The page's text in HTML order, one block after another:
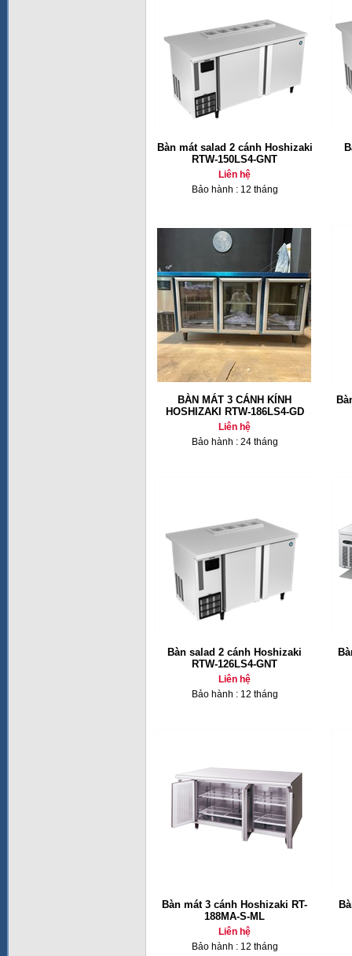
Bàn mát salad 2 cánh Hoshizaki
RTW-150LS4-GNT
Liên hệ
Bảo hành : 12 tháng
BÀN MÁT 3 CÁNH KÍNH
HOSHIZAKI RTW-186LS4-GD
Liên hệ
Bảo hành : 24 tháng
Bàn salad 2 cánh Hoshizaki
RTW-126LS4-GNT
Liên hệ
Bảo hành : 12 tháng
Bàn mát 3 cánh Hoshizaki RT-
188MA-S-ML
Liên hệ
Bảo hành : 12 tháng